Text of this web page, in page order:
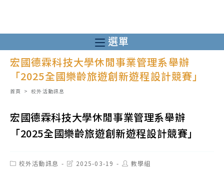
至
主
要
選單
宏國德霖科技大學休閒事業管理系舉辦
「2025全國樂齡旅遊創新遊程設計競賽」
首頁 > 校外活動訊息
宏國德霖科技大學休閒事業管理系舉辦
「2025全國樂齡旅遊創新遊程設計競賽」
Post校外活動訊息
Post2025-03-19
Post教學組